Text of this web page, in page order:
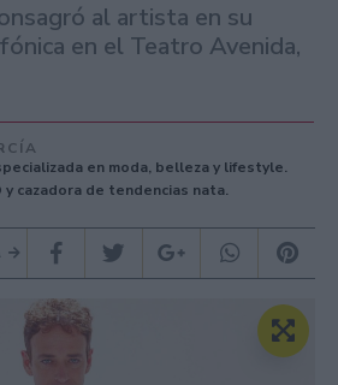
al artista en su
en el Teatro Avenida,
en moda, belleza y lifestyle.
y cazadora de tendencias nata.